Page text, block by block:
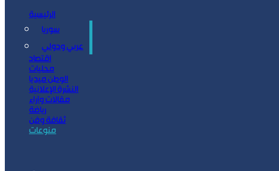
الرئيسية
سوريا
عربي ودولي
اقتصاد
محليات
الوطن ميديا
النشرة الإعلانية
مقالات وآراء
رياضة
ثقافة وفن
منوعات